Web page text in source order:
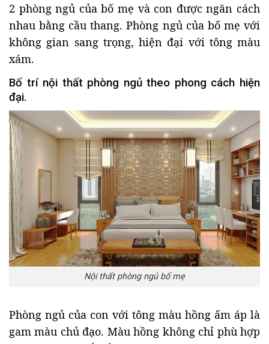
2 phòng ngủ của bố mẹ và con được ngăn cách
nhau bằng cầu thang. Phòng ngủ của bố mẹ với
không gian sang trọng, hiện đại với tông màu
xám.
Bố trí nội thất phòng ngủ theo phong cách hiện
đại.
Nội thất phòng ngủ bố mẹ
Phòng ngủ của con với tông màu hồng ấm áp là
gam màu chủ đạo. Màu hồng không chỉ phù hợp